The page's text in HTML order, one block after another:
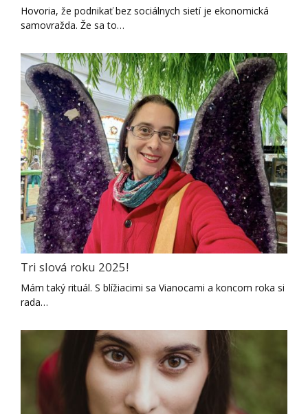
Hovoria, že podnikať bez sociálnych sietí je ekonomická
samovražda. Že sa to…
Tri slová roku 2025!
Mám taký rituál. S blížiacimi sa Vianocami a koncom roka si
rada…